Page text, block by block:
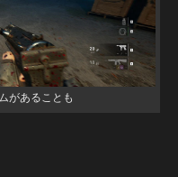
があることも